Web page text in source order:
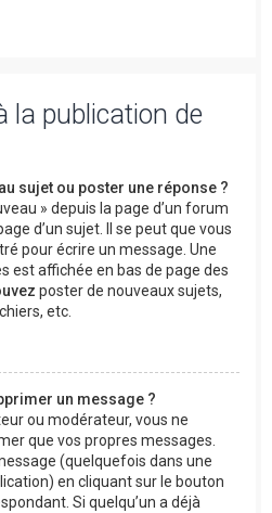
la publication de
sujet ou poster une réponse ?
» depuis la page d’un forum
d’un sujet. Il se peut que vous
pour écrire un message. Une
est affichée en bas de page des
poster de nouveaux sujets,
etc.
un message ?
ou modérateur, vous ne
que vos propres messages.
(quelquefois dans une
en cliquant sur le bouton
Si quelqu’un a déjà